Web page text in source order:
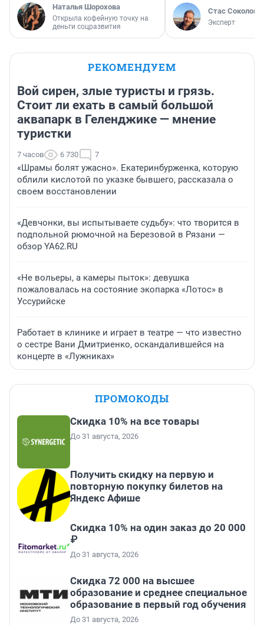
Наталья Шорохова
Открыла кофейную точку на
деньги соцразвития
Стас Соколов
Эксперт
РЕКОМЕНДУЕМ
Вой сирен, злые туристы и грязь.
Стоит ли ехать в самый большой
аквапарк в Геленджике — мнение
туристки
7 часов 6 730 7
«Шрамы болят ужасно». Екатеринбурженка, которую
облили кислотой по указке бывшего, рассказала о
своем восстановлении
«Девчонки, вы испытываете судьбу»: что творится в
подпольной рюмочной на Березовой в Рязани —
обзор YA62.RU
«Не вольеры, а камеры пыток»: девушка
пожаловалась на состояние экопарка «Лотос» в
Уссурийске
Работает в клинике и играет в театре — что известно
о сестре Вани Дмитриенко, оскандалившейся на
концерте в «Лужниках»
ПРОМОКОДЫ
Скидка 10% на все товары
До 31 августа, 2026
Получить скидку на первую и
повторную покупку билетов на
Яндекс Афише
Скидка 10% на один заказ до 20 000
₽
До 31 августа, 2026
Скидка 72 000 на высшее
образование и среднее специальное
образование в первый год обучения
До 31 августа, 2026